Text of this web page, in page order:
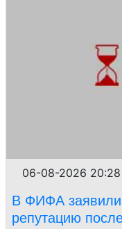
06-08-2026 20:28
В ФИФА заявили
репутацию